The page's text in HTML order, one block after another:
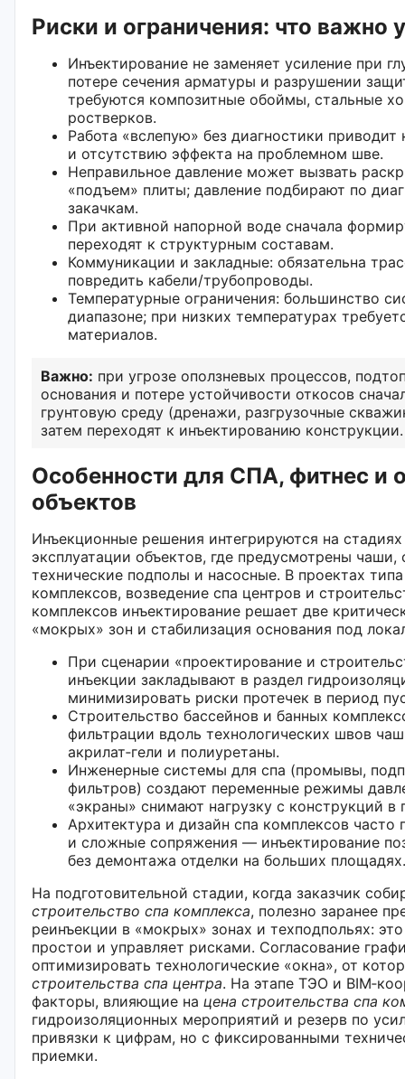
Риски и ограничения: что важно
Инъектирование не заменяет усиление при
потере сечения арматуры и разрушении
требуются композитные обоймы, стальные
ростверков.
Работа «вслепую» без диагностики
и отсутствию эффекта на проблемном шве.
Неправильное давление может вызвать
«подъем» плиты; давление подбирают по
закачкам.
При активной напорной воде сначала
переходят к структурным составам.
Коммуникации и закладные: обязательна
повредить кабели/трубопроводы.
Температурные ограничения: большинство
диапазоне; при низких температурах
материалов.
Важно: при угрозе оползневых процессов,
основания и потере устойчивости откосов
грунтовую среду (дренажи, разгрузочные
затем переходят к инъектированию конструкции.
Особенности для СПА, фитнес и
объектов
Инъекционные решения интегрируются на
эксплуатации объектов, где предусмотрены
технические подполы и насосные. В проектах
комплексов, возведение спа центров и
комплексов инъектирование решает две
«мокрых» зон и стабилизация основания под
При сценарии «проектирование и
инъекции закладывают в раздел
минимизировать риски протечек в период
Строительство бассейнов и банных
фильтрации вдоль технологических швов
акрилат‑гели и полиуретаны.
Инженерные системы для спа (промывы,
фильтров) создают переменные режимы
«экраны» снимают нагрузку с конструкций
Архитектура и дизайн спа комплексов
и сложные сопряжения — инъектирование
без демонтажа отделки на больших площадях.
На подготовительной стадии, когда заказчик
строительство спа комплекса, полезно заранее
реинъекции в «мокрых» зонах и техподпольях:
простои и управляет рисками. Согласование
оптимизировать технологические «окна», от
строительства спа центра. На этапе ТЭО и
факторы, влияющие на цена строительства спа
гидроизоляционных мероприятий и резерв по
привязки к цифрам, но с фиксированными
приемки.